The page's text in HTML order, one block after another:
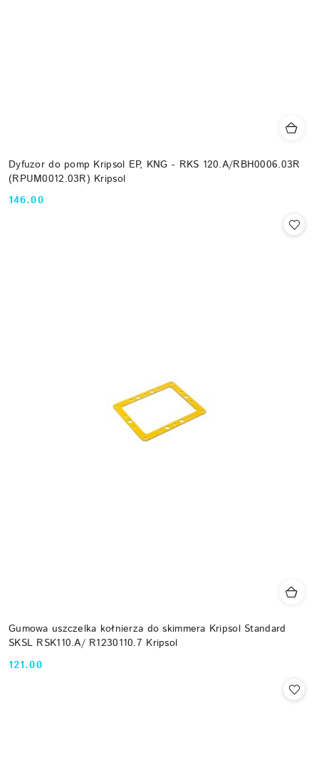
Dyfuzor do pomp Kripsol EP, KNG - RKS 120.A/RBH0006.03R
(RPUM0012.03R) Kripsol
Cena:
146.00
Gumowa uszczelka kołnierza do skimmera Kripsol Standard
SKSL RSK110.A/ R1230110.7 Kripsol
Cena:
121.00